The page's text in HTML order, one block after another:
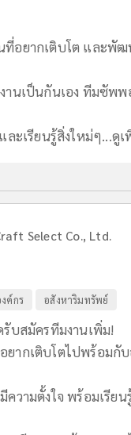
ที่อยากเติบโต และพัฒ
านเป็นกันเอง ทีมซัพพ
ละเรียนรู้สิ่งใหม่ๆ...ดูเ
Select Co., Ltd.
ค์กร อสังหาริมทรัพย์
รับสมัครทีมงานเพิ่ม!
ากเติบโตไปพร้อมกับ
ความตั้งใจ พร้อมเรีย